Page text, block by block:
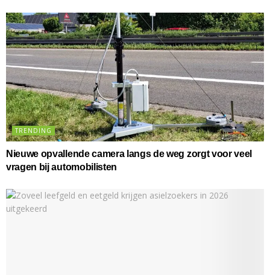
TRENDING
Nieuwe opvallende camera langs de weg zorgt voor veel
vragen bij automobilisten